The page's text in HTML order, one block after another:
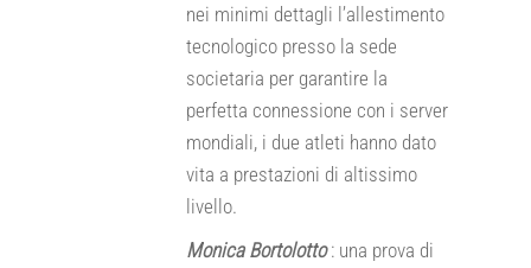
nei minimi dettagli l’allestimento
tecnologico presso la sede
societaria per garantire la
perfetta connessione con i server
mondiali, i due atleti hanno dato
vita a prestazioni di altissimo
livello.
Monica Bortolotto: una prova di